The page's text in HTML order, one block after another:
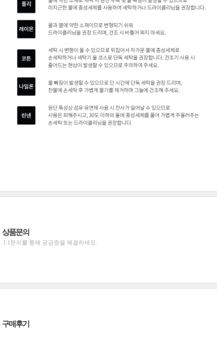
상품문의
1:1문의를 통해 궁금증을 해결하세요.
구매후기